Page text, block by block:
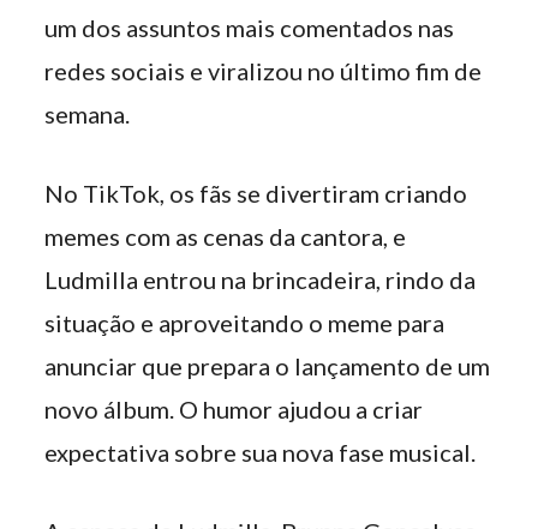
um dos assuntos mais comentados nas
redes sociais e viralizou no último fim de
semana.
No TikTok, os fãs se divertiram criando
memes com as cenas da cantora, e
Ludmilla entrou na brincadeira, rindo da
situação e aproveitando o meme para
anunciar que prepara o lançamento de um
novo álbum. O humor ajudou a criar
expectativa sobre sua nova fase musical.